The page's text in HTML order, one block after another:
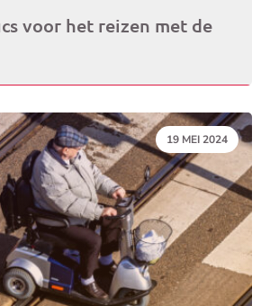
voor het reizen met de
DATUM:
19 MEI 2024